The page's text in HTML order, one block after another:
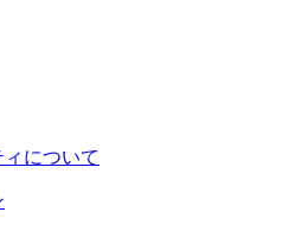
について